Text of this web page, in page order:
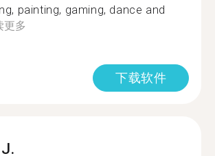
painting, gaming, dance and
更多
下载软件
J.